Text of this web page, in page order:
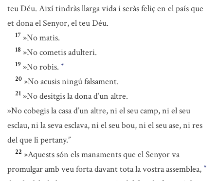
teu Déu. Així tindràs llarga vida i seràs feliç en el país que
et dona el Senyor, el teu Déu.
17 »No matis.
18 »No cometis adulteri.
19 »No robis. *
20 »No acusis ningú falsament.
21 »No desitgis la dona d’un altre.
»No cobegis la casa d’un altre, ni el seu camp, ni el seu
esclau, ni la seva esclava, ni el seu bou, ni el seu ase, ni res
del que li pertany.”
22 »Aquests són els manaments que el Senyor va
promulgar amb veu forta davant tota la vostra assemblea, *